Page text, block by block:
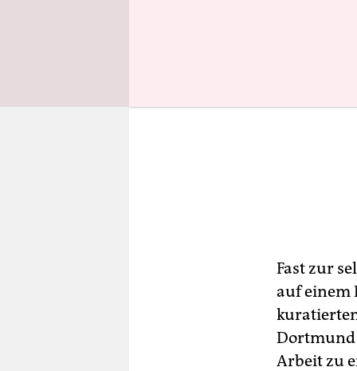
Fast zur
auf einem
Arbeit zu